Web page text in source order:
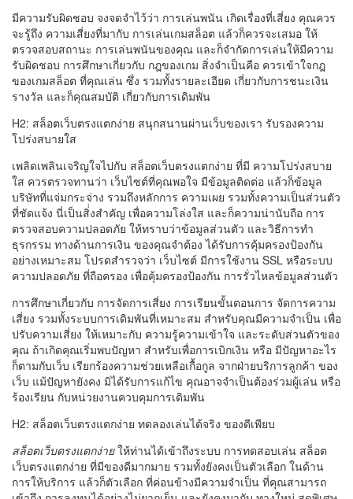
มีความรับผิดชอบ จงจดจำไว้ว่า การเล่นพนัน เกิดเรื่องที่เสี่ยง คุณควร
จะรู้ถึง ความเสี่ยงที่มากับ การเล่นเกมสล็อต แล้วก็ควรจะเสมอ ให้
ตรวจสอบสถานะ การเล่นพนันของคุณ และก็จำกัดการเล่นให้มีความ
รับผิดชอบ การศึกษาเกี่ยวกับ กฎของเกม สิ่งจำเป็นคือ ควรเข้าใจกฎ
ของเกมสล็อต ที่คุณเล่น ซึ่ง รวมทั้งรายละเอียด เกี่ยวกับการชนะเงิน
รางวัล และก็คุณสมบัติ เกี่ยวกับการเดิมพัน
H2: สล็อตเว็บตรงแตกง่าย สนุกสนานผ่านเว็บของเรา รับรองความ
โปร่งสบายใส
เพลิดเพลินเจริญใจไปกับ สล็อตเว็บตรงแตกง่าย ที่มี ความโปร่งสบาย
ใส ควรตรวจทานว่า เว็บไซต์ที่คุณพอใจ มีข้อมูลติดต่อ แล้วก็ข้อมูล
บริษัทที่แจ่มกระจ่าง รวมถึงหลักการ ความเผย รวมทั้งความเป็นส่วนตัว
ที่ชัดแจ้ง นี่เป็นสิ่่งสำคัญ เพื่อความโล่งใส และก็ความน่านับถือ การ
ตรวจสอบความปลอดภัย ให้ทราบว่าข้อมูลส่วนตัว และวิธีการทำ
ธุรกรรม ทางด้านการเงิน ของคุณจำต้อง ได้รับการคุ้มครองป้องกัน
อย่างเหมาะสม โปรดสำรวจว่า เว็บไซต์ มีการใช้งาน SSL หรือระบบ
ความปลอดภัย ที่ถือครอง เพื่อคุ้มครองป้องกัน การรั่วไหลข้อมูลส่วนตัว
การศึกษาเกี่ยวกับ การจัดการเสี่ยง การเรียนขั้นตอนการ จัดการความ
เสี่ยง รวมทั้งระบบการเดิมพันที่เหมาะสม สำหรับคุณมีความจำเป็น เพื่อ
ปรับความเสี่ยง ให้เหมาะกับ ความรู้ความเข้าใจ และระดับส่วนตัวของ
คุณ ถ้าเกิดคุณเริ่มพบปัญหา สำหรับเพื่อการเบิกเงิน หรือ มีปัญหาอะไร
ก็ตามกับเว็บ เรียกร้องความช่วยเหลือเกื้อกูล จากฝ่ายบริการลูกค้า ของ
เว็บ แม้ปัญหายังคง มิได้รับการแก้ไข คุณอาจจำเป็นต้องร่วมผู้เล่น หรือ
ร้องเรียน กับหน่วยงานควบคุมการเดิมพัน
H2: สล็อตเว็บตรงแตกง่าย ทดลองเล่นได้จริง ของดีเพียบ
สล็อตเว็บตรงแตกง่ายให้ท่านได้เข้าถึงระบบ การทดสอบเล่น สล็อต
เว็บตรงแตกง่าย ที่มีของดีมากมาย รวมทั้งยังคงเป็นตัวเลือก ในด้าน
การให้บริการ แล้วก็ตัวเลือก ที่ค่อนข้างมีความจำเป็น ที่คุณสามารถ